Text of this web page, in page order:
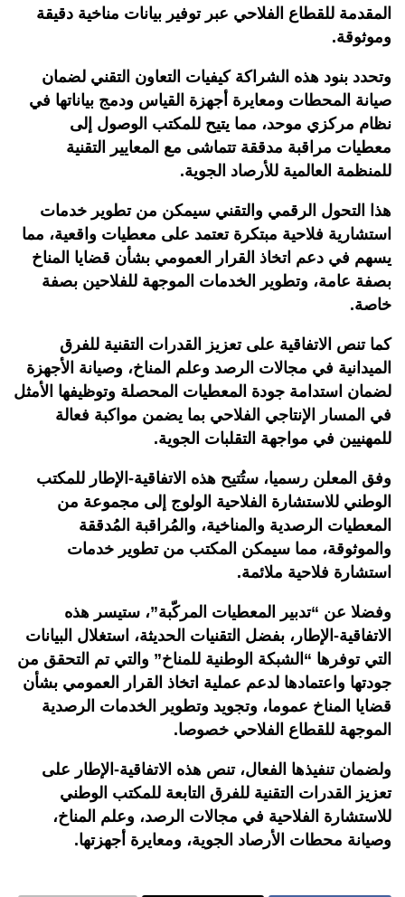
المقدمة للقطاع الفلاحي عبر توفير بيانات مناخية دقيقة
وموثوقة.
وتحدد بنود هذه الشراكة كيفيات التعاون التقني لضمان
صيانة المحطات ومعايرة أجهزة القياس ودمج بياناتها في
نظام مركزي موحد، مما يتيح للمكتب الوصول إلى
معطيات مراقبة مدققة تتماشى مع المعايير التقنية
للمنظمة العالمية للأرصاد الجوية.
هذا التحول الرقمي والتقني سيمكن من تطوير خدمات
استشارية فلاحية مبتكرة تعتمد على معطيات واقعية، مما
يسهم في دعم اتخاذ القرار العمومي بشأن قضايا المناخ
بصفة عامة، وتطوير الخدمات الموجهة للفلاحين بصفة
خاصة.
كما تنص الاتفاقية على تعزيز القدرات التقنية للفرق
الميدانية في مجالات الرصد وعلم المناخ، وصيانة الأجهزة
لضمان استدامة جودة المعطيات المحصلة وتوظيفها الأمثل
في المسار الإنتاجي الفلاحي بما يضمن مواكبة فعالة
للمهنيين في مواجهة التقلبات الجوية.
وفق المعلن رسميا، ستُتيح هذه الاتفاقية-الإطار للمكتب
الوطني للاستشارة الفلاحية الولوج إلى مجموعة من
المعطيات الرصدية والمناخية، والمُراقبة المُدققة
والموثوقة، مما سيمكن المكتب من تطوير خدمات
استشارة فلاحية ملائمة.
وفضلا عن “تدبير المعطيات المركّبة”، ستيسر هذه
الاتفاقية-الإطار، بفضل التقنيات الحديثة، استغلال البيانات
التي توفرها “الشبكة الوطنية للمناخ” والتي تم التحقق من
جودتها واعتمادها لدعم عملية اتخاذ القرار العمومي بشأن
قضايا المناخ عموما، وتجويد وتطوير الخدمات الرصدية
الموجهة للقطاع الفلاحي خصوصا.
ولضمان تنفيذها الفعال، تنص هذه الاتفاقية-الإطار على
تعزيز القدرات التقنية للفرق التابعة للمكتب الوطني
للاستشارة الفلاحية في مجالات الرصد، وعلم المناخ،
وصيانة محطات الأرصاد الجوية، ومعايرة أجهزتها.